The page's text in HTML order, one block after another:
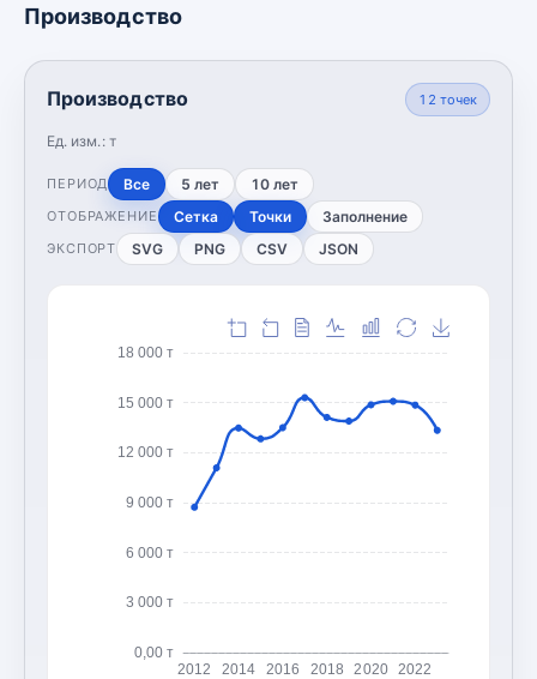
Производство
Производство
Ед. изм.: т
12 точек
ПЕРИОД Все 5 лет 10 лет
ОТОБРАЖЕНИЕ Сетка Точки Заполнение
ЭКСПОРТ SVG PNG CSV JSON
0,00 т
3 000 т
6 000 т
9 000 т
12 000 т
15 000 т
18 000 т
2012 2014 2016 2018 2020 2022